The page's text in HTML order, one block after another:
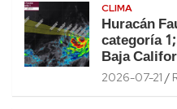
CLIMA
Huracán
categoría
Baja
2026-07-21